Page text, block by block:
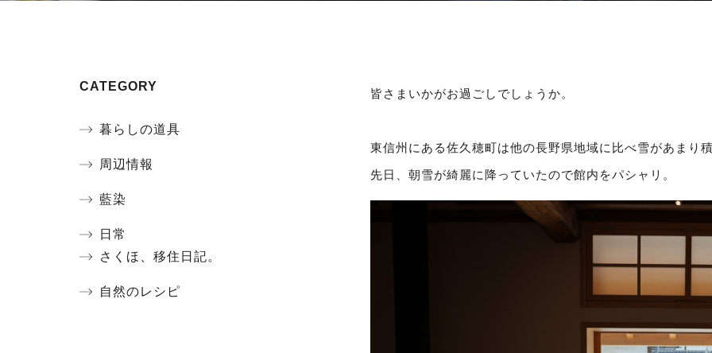
皆さまいかがお過ごしでしょうか。
東信州にある佐久穂町は他の長野県地域に比べ雪があまり
先日、朝雪が綺麗に降っていたので館内をパシャリ。
CATEGORY
暮らしの道具
周辺情報
藍染
日常
さくほ、移住日記。
自然のレシピ